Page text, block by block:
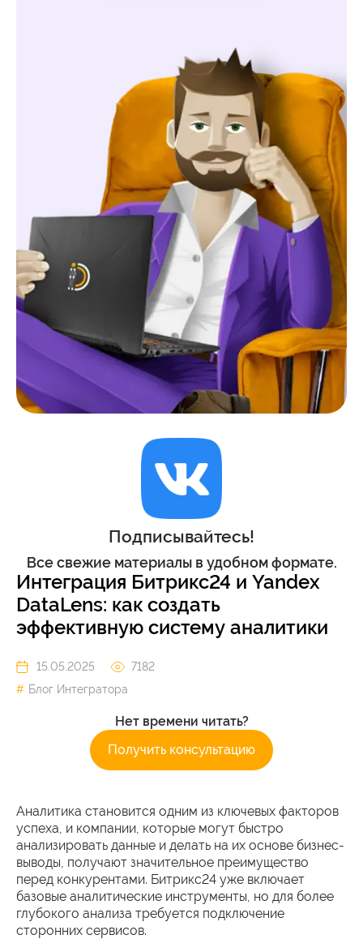
Подписывайтесь!
Все свежие материалы в удобном формате.
Интеграция Битрикс24 и Yandex
DataLens: как создать
эффективную систему аналитики
15.05.2025
7182
Блог Интегратора
Нет времени читать?
Получить консультацию
Аналитика становится одним из ключевых факторов
успеха, и компании, которые могут быстро
анализировать данные и делать на их основе бизнес-
выводы, получают значительное преимущество
перед конкурентами. Битрикс24 уже включает
базовые аналитические инструменты, но для более
глубокого анализа требуется подключение
сторонних сервисов.